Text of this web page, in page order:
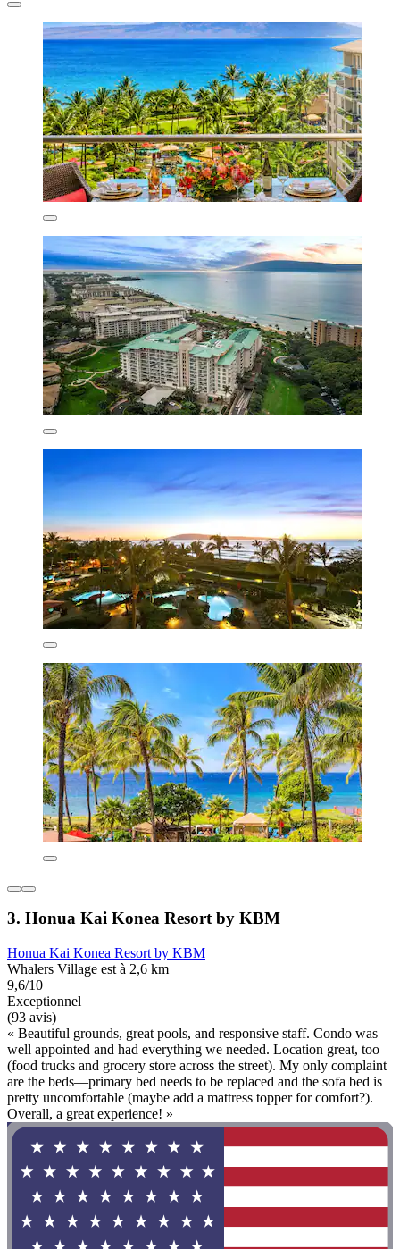
3. Honua Kai Konea Resort by KBM
Honua Kai Konea Resort by KBM
Whalers Village est à 2,6 km
9,6/10
Exceptionnel
(93 avis)
« Beautiful grounds, great pools, and responsive staff. Condo was
well appointed and had everything we needed. Location great, too
(food trucks and grocery store across the street). My only complaint
are the beds—primary bed needs to be replaced and the sofa bed is
pretty uncomfortable (maybe add a mattress topper for comfort?).
Overall, a great experience! »